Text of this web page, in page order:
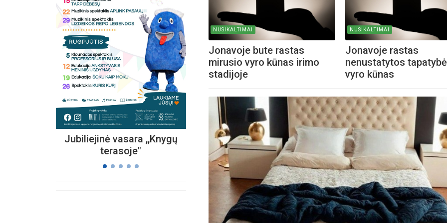
Jubiliejinė vasara ,,Knygų
terasoje"
Kviečiame aplankyti parodą
„Nusišypsok mums,
Viešpatie“. Legendinio
spektaklio kelionė“
NUSIKALTIMAI
Jonavoje bute rastas
mirusio vyro kūnas irimo
stadijoje
NUSIKALTIMAI
Jonavoje rastas
nenustatytos
vyro kūnas